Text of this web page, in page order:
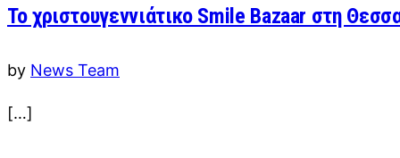
Το χριστουγεννιάτικο Smile Bazaar στη
by News Team
[…]